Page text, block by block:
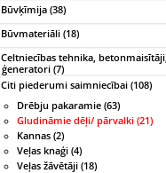
Būvķīmija (38)
Būvmateriāli (18)
Celtniecības tehnika, betonmaisītāji,
ģeneratori (7)
Citi piederumi saimniecībai (108)
Drēbju pakaramie (63)
Gludināmie dēļi/ pārvalki (21)
Kannas (2)
Veļas knaģi (4)
Veļas žāvētāji (18)